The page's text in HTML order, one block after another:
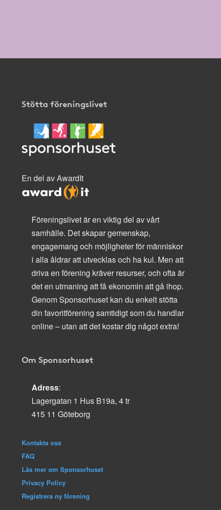
Stötta föreningslivet
En del av AwardIt
Föreningslivet är en viktig del av vårt
samhälle. Det skapar gemenskap,
engagemang och möjligheter för människor
i alla åldrar att utvecklas och ha kul. Men att
driva en förening kräver resurser, och ofta är
det en utmaning att få ekonomin att gå ihop.
Genom Sponsorhuset kan du enkelt stötta
din favoritförening samtidigt som du handlar
online – utan att det kostar dig något extra!
Om Sponsorhuset
Adress:
Lagergatan 1 Hus B19a, 4 tr
415 11 Göteborg
Kontakta oss
FAQ
Läs mer om Sponsorhuset
Privacy Policy
Registrera ny förening